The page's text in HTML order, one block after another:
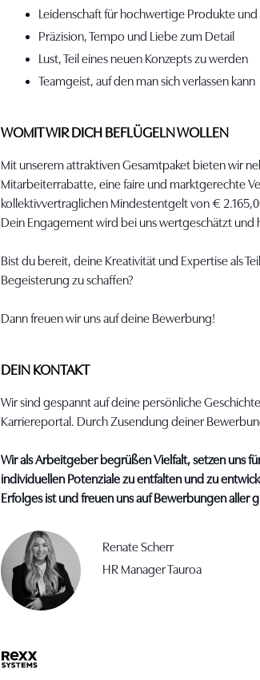
Leidenschaft für hochwertige Produkte
Präzision, Tempo und Liebe zum Detail
Lust, Teil eines neuen Konzepts zu werden
Teamgeist, auf den man sich verlassen kann
WOMIT WIR DICH BEFLÜGELN WOLLEN
Mit unserem attraktiven Gesamtpaket bieten wir
Mitarbeiterrabatte, eine faire und marktgerechte
kollektivvertraglichen Mindestentgelt von €
Dein Engagement wird bei uns wertgeschätzt und
Bist du bereit, deine Kreativität und Expertise als
Begeisterung zu schaffen?
Dann freuen wir uns auf deine Bewerbung!
DEIN KONTAKT
Wir sind gespannt auf deine persönliche
Karriereportal. Durch Zusendung deiner
Wir als Arbeitgeber begrüßen Vielfalt, setzen uns
individuellen Potenziale zu entfalten und zu
Erfolges ist und freuen uns auf Bewerbungen aller
Renate Scherr
HR Manager Tauroa